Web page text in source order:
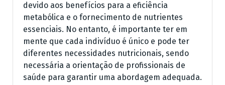
devido aos benefícios para a eficiência
metabólica e o fornecimento de nutrientes
essenciais. No entanto, é importante ter em
mente que cada indivíduo é único e pode ter
diferentes necessidades nutricionais, sendo
necessária a orientação de profissionais de
saúde para garantir uma abordagem adequada.